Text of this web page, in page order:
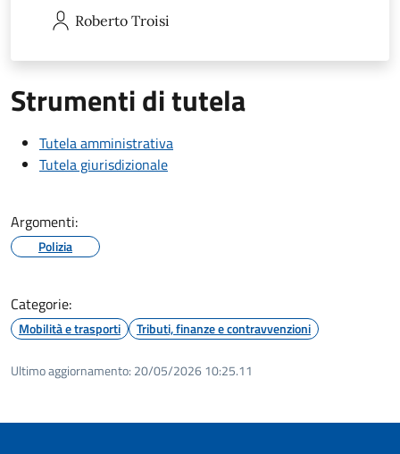
Roberto Troisi
Strumenti di tutela
Tutela amministrativa
Tutela giurisdizionale
Argomenti:
Polizia
Categorie:
Mobilità e trasporti Tributi, finanze e contravvenzioni
Ultimo aggiornamento: 20/05/2026 10:25.11